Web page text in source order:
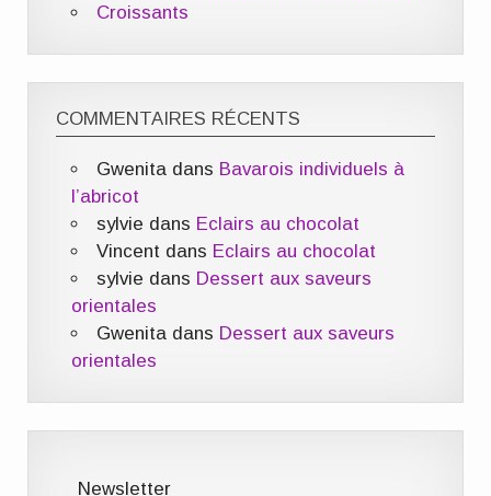
Croissants
COMMENTAIRES RÉCENTS
Gwenita dans Bavarois individuels à
l’abricot
sylvie dans Eclairs au chocolat
Vincent dans Eclairs au chocolat
sylvie dans Dessert aux saveurs
orientales
Gwenita dans Dessert aux saveurs
orientales
Newsletter